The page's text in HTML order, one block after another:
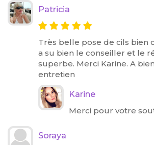
Patricia
Très belle pose de cils bien
a su bien le conseiller et le
superbe. Merci Karine. A
entretien
Karine
Merci pour votre
Soraya